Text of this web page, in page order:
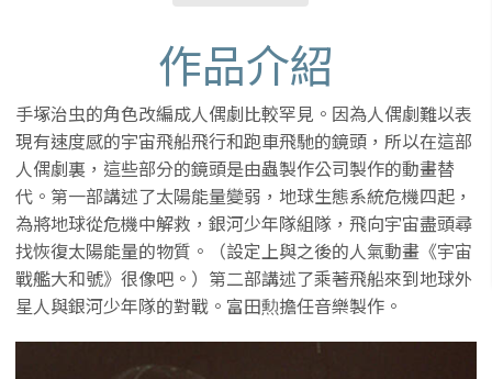
作品介紹
手塚治虫的角色改編成人偶劇比較罕見。因為人偶劇難以表
現有速度感的宇宙飛船飛行和跑車飛馳的鏡頭，所以在這部
人偶劇裏，這些部分的鏡頭是由蟲製作公司製作的動畫替
代。第一部講述了太陽能量變弱，地球生態系統危機四起，
為將地球從危機中解救，銀河少年隊組隊，飛向宇宙盡頭尋
找恢復太陽能量的物質。（設定上與之後的人氣動畫《宇宙
戰艦大和號》很像吧。）第二部講述了乘著飛船來到地球外
星人與銀河少年隊的對戰。富田勲擔任音樂製作。